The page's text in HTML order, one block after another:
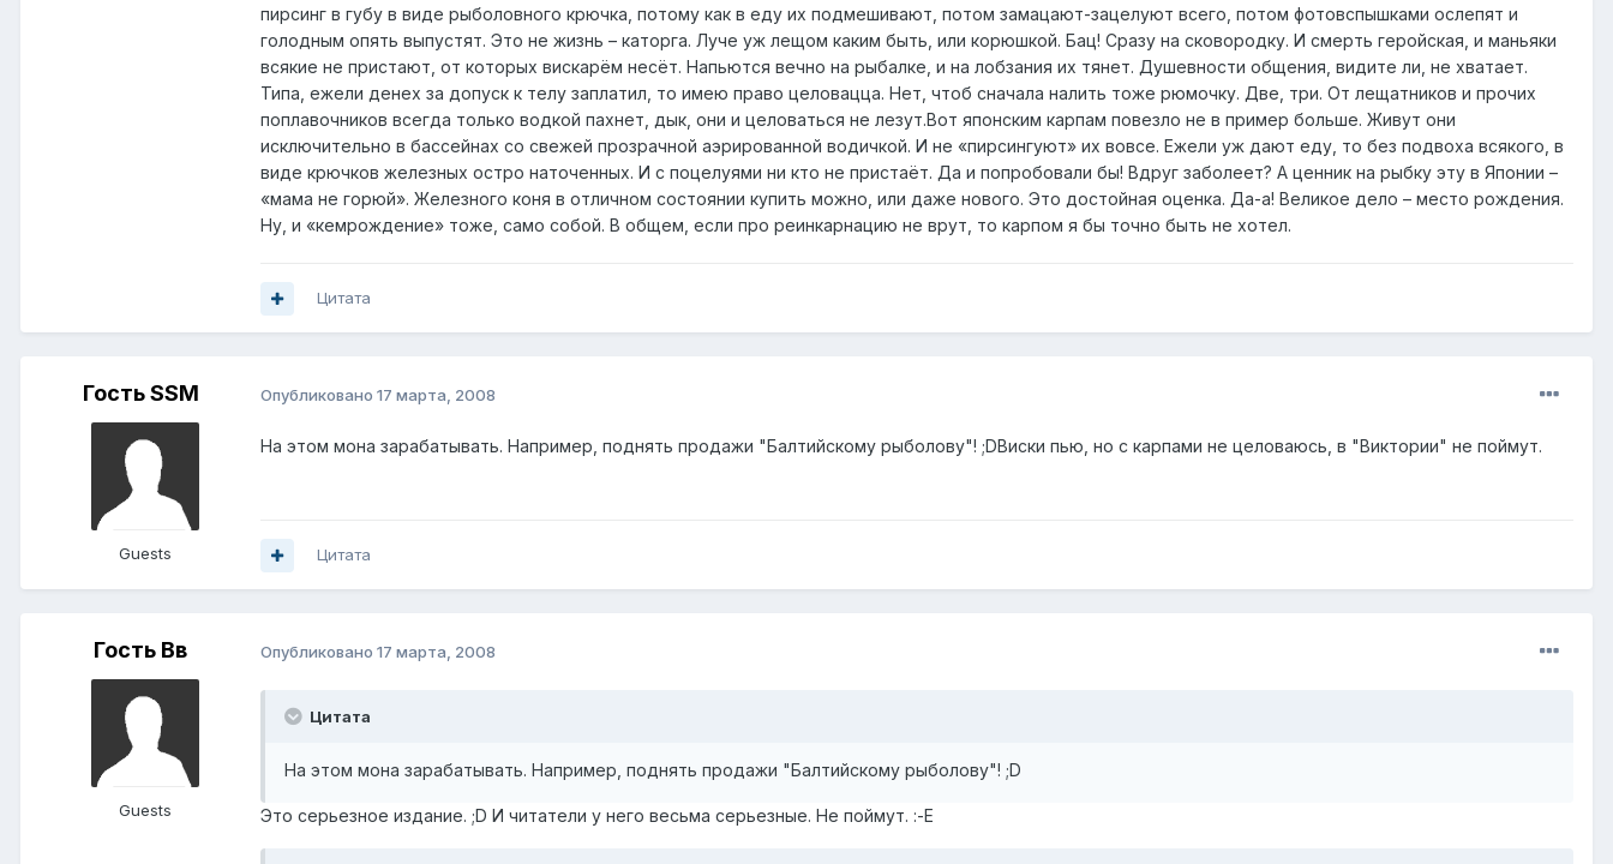
пирсинг в губу в виде рыболовного крючка, потому как в еду их подмешивают, потом замацают-зацелуют всего, потом фотовспышками ослепят и
голодным опять выпустят. Это не жизнь – каторга. Луче уж лещом каким быть, или корюшкой. Бац! Сразу на сковородку. И смерть геройская, и маньяки
всякие не пристают, от которых вискарём несёт. Напьются вечно на рыбалке, и на лобзания их тянет. Душевности общения, видите ли, не хватает.
Типа, ежели денех за допуск к телу заплатил, то имею право целовацца. Нет, чтоб сначала налить тоже рюмочку. Две, три. От лещатников и прочих
поплавочников всегда только водкой пахнет, дык, они и целоваться не лезут.Вот японским карпам повезло не в пример больше. Живут они
исключительно в бассейнах со свежей прозрачной аэрированной водичкой. И не «пирсингуют» их вовсе. Ежели уж дают еду, то без подвоха всякого, в
виде крючков железных остро наточенных. И с поцелуями ни кто не пристаёт. Да и попробовали бы! Вдруг заболеет? А ценник на рыбку эту в Японии –
«мама не горюй». Железного коня в отличном состоянии купить можно, или даже нового. Это достойная оценка. Да-а! Великое дело – место рождения.
Ну, и «кемрождение» тоже, само собой. В общем, если про реинкарнацию не врут, то карпом я бы точно быть не хотел.
Цитата
Гость SSM
Guests
Опубликовано 17 марта, 2008
На этом мона зарабатывать. Например, поднять продажи "Балтийскому рыболову"! ;DВиски пью, но с карпами не целоваюсь, в "Виктории" не поймут.
Цитата
Гость Вв
Guests
Опубликовано 17 марта, 2008
Цитата
На этом мона зарабатывать. Например, поднять продажи "Балтийскому рыболову"! ;D
Это серьезное издание. ;D И читатели у него весьма серьезные. Не поймут. :-E